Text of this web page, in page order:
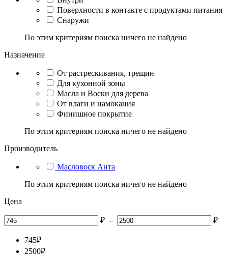
Поверхности в контакте с продуктами питания
Снаружи
По этим критериям поиска ничего не найдено
Назначение
От растрескивания, трещин
Для кухонной зоны
Масла и Воски для дерева
От влаги и намокания
Финишное покрытие
По этим критериям поиска ничего не найдено
Производитель
Масловоск Анта
По этим критериям поиска ничего не найдено
Цена
₽ – ₽
745₽
2500₽